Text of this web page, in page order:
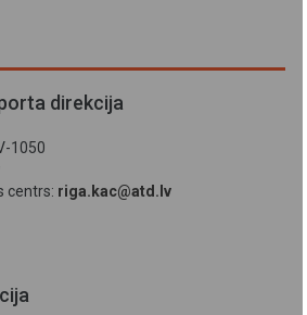
direkcija
1050
centrs: riga.kac@atd.lv